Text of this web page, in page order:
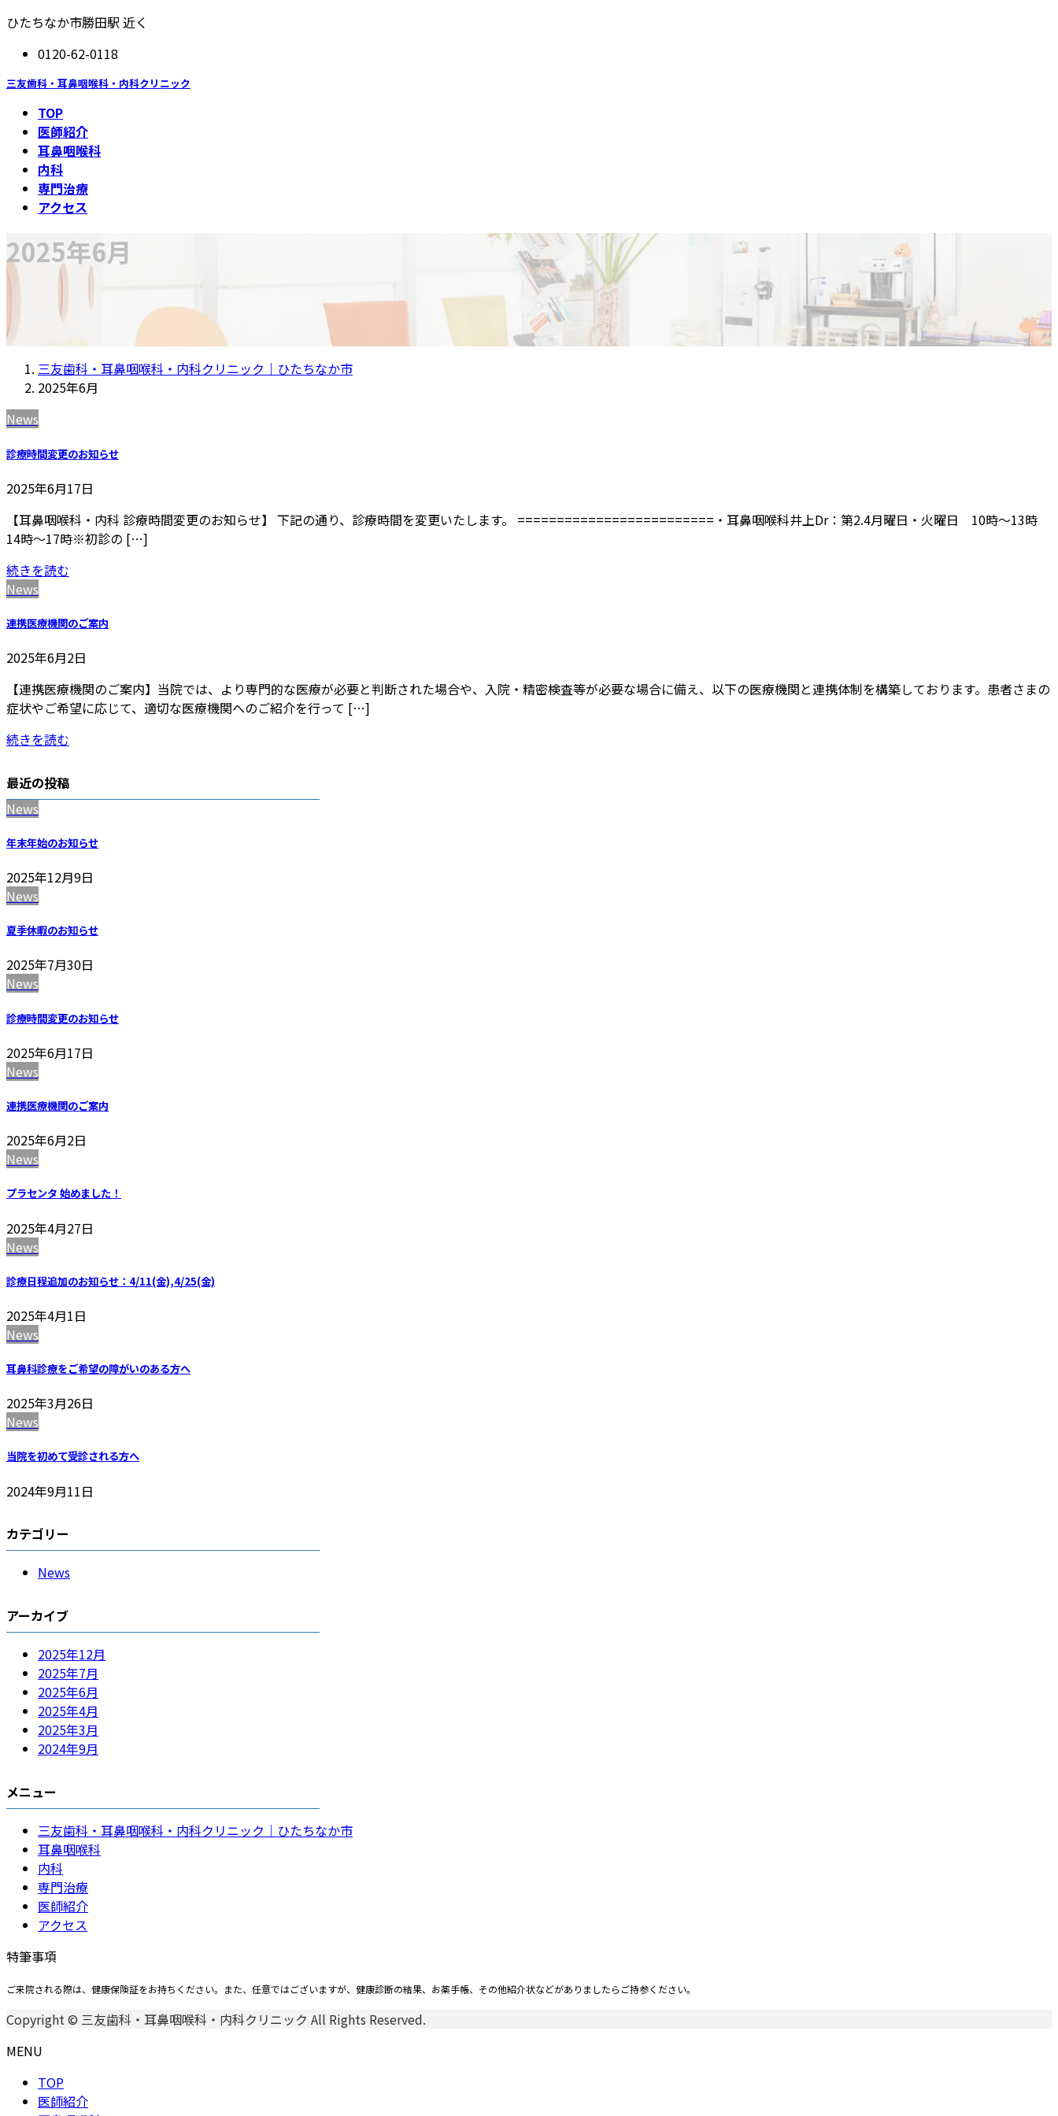
コ
ン
ナ
ー
ひたちなか市勝田駅 近く
0120-62-0118
三友歯科・耳鼻咽喉科・内科クリニック
TOP
医師紹介
耳鼻咽喉科
内科
専門治療
アクセス
2025年6月
三友歯科・耳鼻咽喉科・内科クリニック｜ひたちなか市
2025年6月
News
診療時間変更のお知らせ
2025年6月17日
【耳鼻咽喉科・内科 診療時間変更のお知らせ】 下記の通り、診療時間を変更いたします。 =========================・耳鼻咽喉科井上Dr：第2.4月曜日・火曜日 10時～13時
14時～17時※初診の […]
続きを読む
News
連携医療機関のご案内
2025年6月2日
【連携医療機関のご案内】当院では、より専門的な医療が必要と判断された場合や、入院・精密検査等が必要な場合に備え、以下の医療機関と連携体制を構築しております。患者さまの
症状やご希望に応じて、適切な医療機関へのご紹介を行って […]
続きを読む
最近の投稿
News
年末年始のお知らせ
2025年12月9日
News
夏季休暇のお知らせ
2025年7月30日
News
診療時間変更のお知らせ
2025年6月17日
News
連携医療機関のご案内
2025年6月2日
News
プラセンタ 始めました！
2025年4月27日
News
診療日程追加のお知らせ：4/11(金),4/25(金)
2025年4月1日
News
耳鼻科診療をご希望の障がいのある方へ
2025年3月26日
News
当院を初めて受診される方へ
2024年9月11日
カテゴリー
News
アーカイブ
2025年12月
2025年7月
2025年6月
2025年4月
2025年3月
2024年9月
メニュー
三友歯科・耳鼻咽喉科・内科クリニック｜ひたちなか市
耳鼻咽喉科
内科
専門治療
医師紹介
アクセス
特筆事項
ご来院される際は、健康保険証をお持ちください。また、任意ではございますが、健康診断の結果、お薬手帳、その他紹介状などがありましたらご持参ください。
Copyright © 三友歯科・耳鼻咽喉科・内科クリニック All Rights Reserved.
MENU
TOP
医師紹介